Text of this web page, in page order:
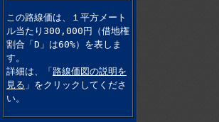
この路線価は、１平方メート
ル当たり300,000円（借地権
割合「D」は60%）を表しま
す。
詳細は、「 路線価図の説明を
見る 」をクリックしてくださ
い。